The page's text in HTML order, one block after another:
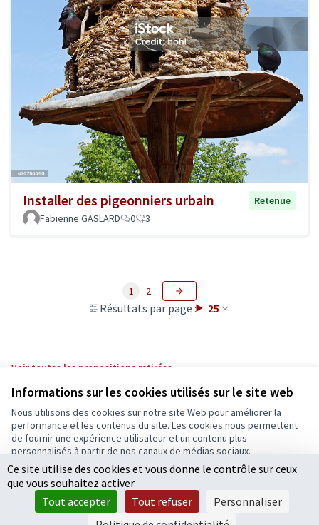
Informations sur les cookies utilisés sur le site web
Nous utilisons des cookies sur notre site Web pour améliorer la
performance et les contenus du site. Les cookies nous permettent
de fournir une expérience utilisateur et un contenu plus
personnalisés à partir de nos canaux de médias sociaux.
Tout accepter
Accepter seulement les cookies essentiels
Paramètres
Installer des pigeonniers urbain
Retenue
Fabienne GASLARD
0 3
Résultats par page : 25
1 2
Voir toutes les propositions retirées
Conditions d'utilisation
Paramètres des cookies
Ecrivons Angers sur X
(Lien externe)
Ecrivons Angers sur Facebook
(Lien externe)
logiciel libre Decidim .
Licence
(Lien
Ce site utilise des cookies et vous donne le contrôle sur ceux
que vous souhaitez activer
Tout accepter
Tout refuser
Personnaliser